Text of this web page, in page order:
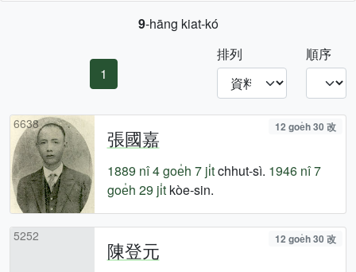
9-hāng kiat-kó
1
排列 順序
6638
張國嘉 12 goe̍h 30 改
1889 nî4 goe̍h 7 ji̍tchhut-sì. 1946 nî7
goe̍h 29 ji̍tkòe-sin.
5252
陳登元 12 goe̍h 30 改